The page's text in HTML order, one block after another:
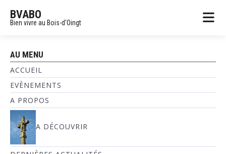
BVABO
Bien vivre au Bois-d'Oingt
AU MENU
ACCUEIL
EVÈNEMENTS
A PROPOS
A DÉCOUVRIR